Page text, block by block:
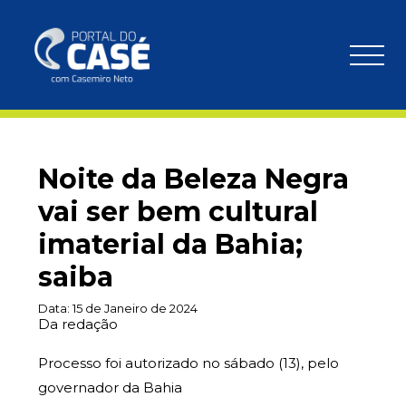
Noite da Beleza Negra
vai ser bem cultural
imaterial da Bahia;
saiba
Data:15 de Janeiro de 2024
Da redação
Processo foi autorizado no sábado (13), pelo
governador da Bahia